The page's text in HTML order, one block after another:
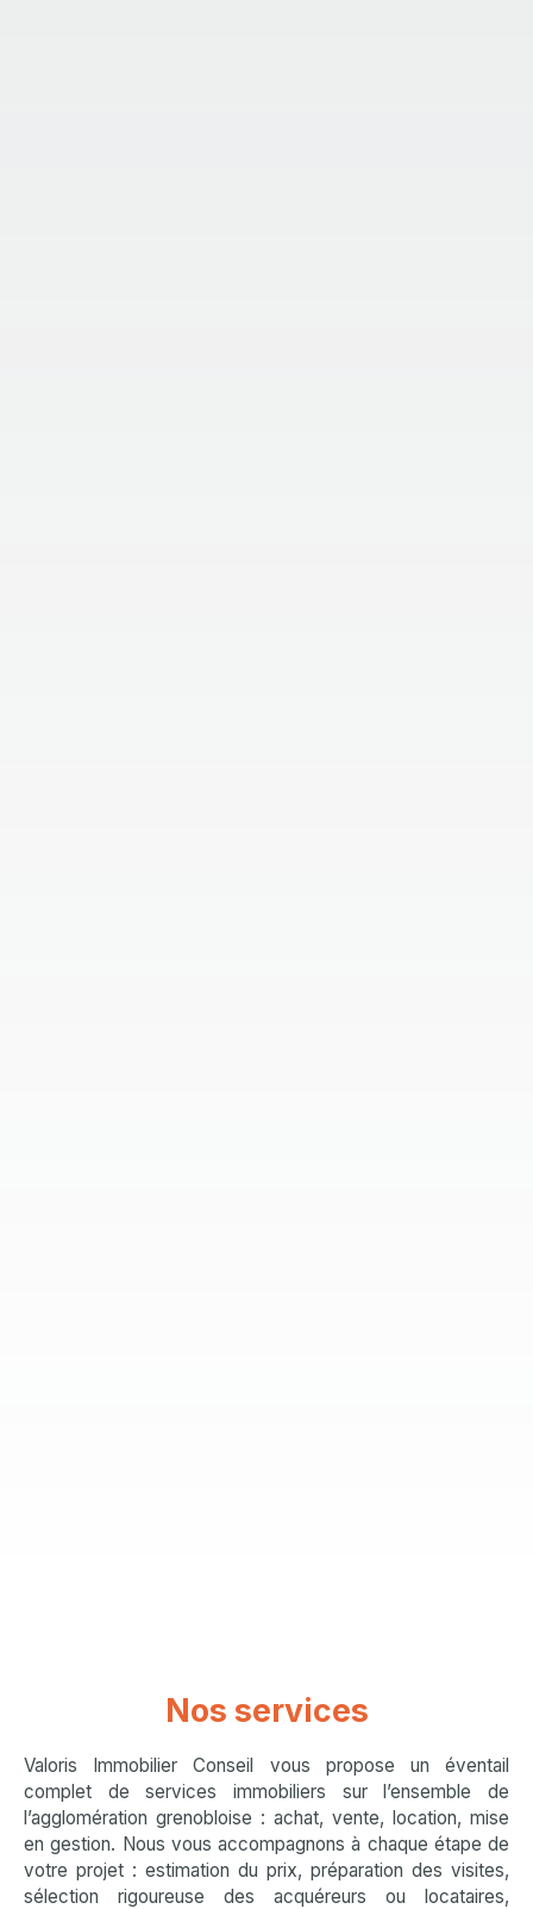
Nos services
Valoris Immobilier Conseil vous propose un éventail
complet de services immobiliers sur l’ensemble de
l’agglomération grenobloise : achat, vente, location, mise
en gestion. Nous vous accompagnons à chaque étape de
votre projet : estimation du prix, préparation des visites,
sélection rigoureuse des acquéreurs ou locataires,